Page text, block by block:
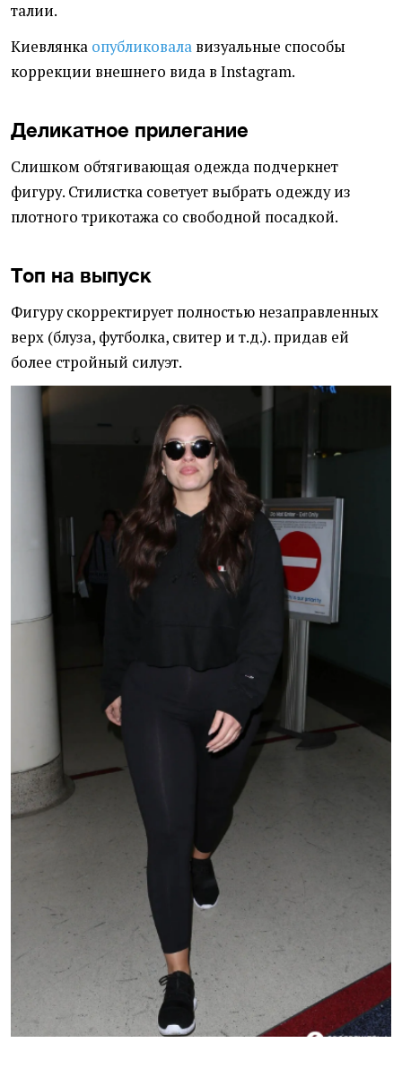
талии.
Киевлянка опубликовала визуальные способы
коррекции внешнего вида в Instagram.
Деликатное прилегание
Слишком обтягивающая одежда подчеркнет
фигуру. Стилистка советует выбрать одежду из
плотного трикотажа со свободной посадкой.
Топ на выпуск
Фигуру скорректирует полностью незаправленных
верх (блуза, футболка, свитер и т.д.). придав ей
более стройный силуэт.